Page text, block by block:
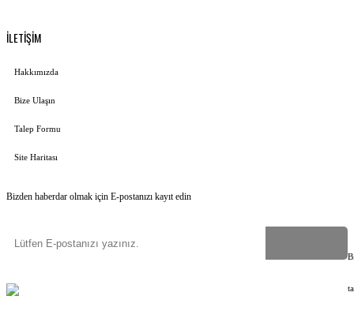
İLETİŞİM
Hakkımızda
Bize Ulaşın
Talep Formu
Site Haritası
Bizden haberdar olmak için E-postanızı kayıt edin